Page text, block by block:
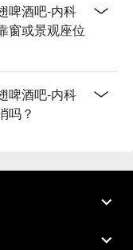
啤酒吧-内科
窗或景观座位
啤酒吧-内科
吗？